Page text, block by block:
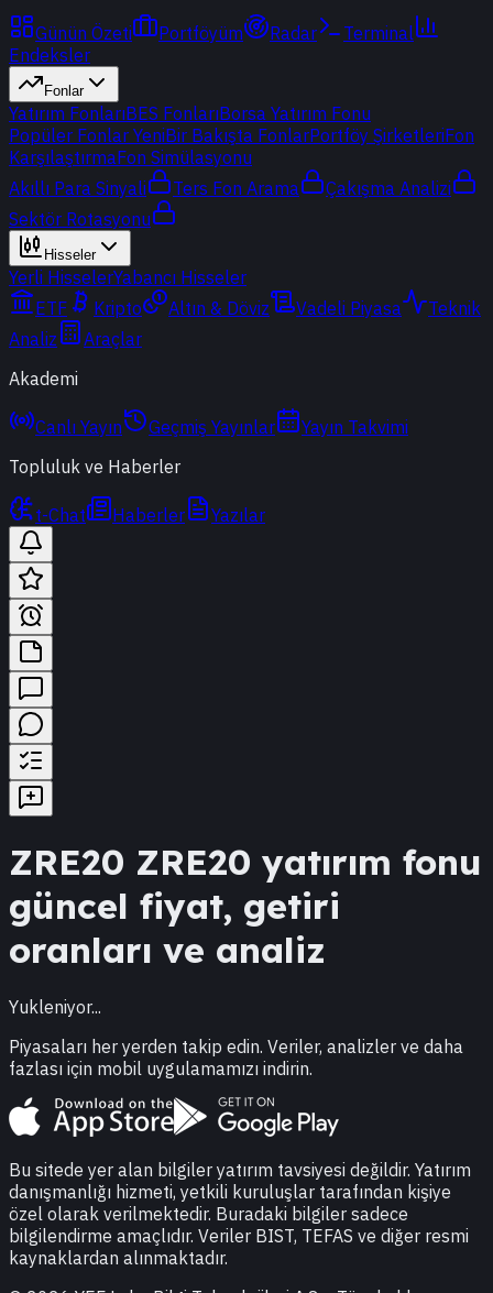
Günün Özeti Portföyüm Radar
Terminal
Endeksler
Fonlar
Yatırım FonlarıBES FonlarıBorsa Yatırım Fonu
Popüler Fonlar YeniBir Bakışta FonlarPortföy ŞirketleriFon
KarşılaştırmaFon Simülasyonu
Akıllı Para Sinyali
Ters Fon Arama
Çakışma Analizi
Sektör Rotasyonu
Hisseler
Yerli HisselerYabancı Hisseler
ETF
Kripto Altın & Döviz Vadeli Piyasa
Teknik
Analiz
Araçlar
Akademi
Canlı Yayın Geçmiş Yayınlar
Yayın Takvimi
Topluluk ve Haberler
t-Chat Haberler Yazılar
ZRE20 ZRE20 yatırım fonu
güncel fiyat, getiri
oranları ve analiz
Yukleniyor...
Piyasaları her yerden takip edin. Veriler, analizler ve daha
fazlası için mobil uygulamamızı indirin.
Bu sitede yer alan bilgiler yatırım tavsiyesi değildir. Yatırım
danışmanlığı hizmeti, yetkili kuruluşlar tarafından kişiye
özel olarak verilmektedir. Buradaki bilgiler sadece
bilgilendirme amaçlıdır. Veriler BIST, TEFAS ve diğer resmi
kaynaklardan alınmaktadır.